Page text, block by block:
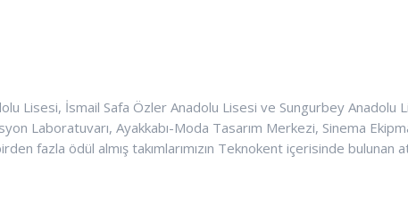
Lisesi, İsmail Safa Özler Anadolu Lisesi ve Sungurbey
Laboratuvarı, Ayakkabı-Moda Tasarım Merkezi, Sinema
fazla ödül almış takımlarımızın Teknokent içerisinde